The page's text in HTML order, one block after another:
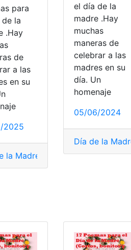
,poetas ecuatorianos
,poeta
para
la
.Hay
de
a las
en su
2025
la Madre madres,Poema,poema
el día de la
madre .Hay
muchas
maneras de
celebrar a las
madres en su
día. Un
homenaje
05/06/2024
Día de la